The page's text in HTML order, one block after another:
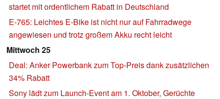
startet mit ordentlichem Rabatt in Deutschland
E-765: Leichtes E-Bike ist nicht nur auf Fahrradwege
angewiesen und trotz großem Akku recht leicht
Mittwoch 25
Deal: Anker Powerbank zum Top-Preis dank zusätzlichen
34% Rabatt
Sony lädt zum Launch-Event am 1. Oktober, Gerüchte